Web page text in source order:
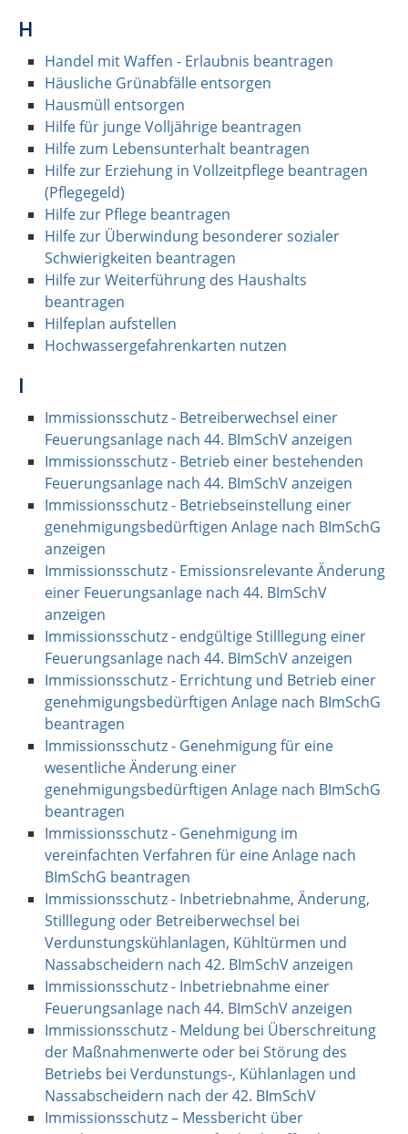
H
Handel mit Waffen - Erlaubnis beantragen
Häusliche Grünabfälle entsorgen
Hausmüll entsorgen
Hilfe für junge Volljährige beantragen
Hilfe zum Lebensunterhalt beantragen
Hilfe zur Erziehung in Vollzeitpflege beantragen
(Pflegegeld)
Hilfe zur Pflege beantragen
Hilfe zur Überwindung besonderer sozialer
Schwierigkeiten beantragen
Hilfe zur Weiterführung des Haushalts
beantragen
Hilfeplan aufstellen
Hochwassergefahrenkarten nutzen
I
Immissionsschutz - Betreiberwechsel einer
Feuerungsanlage nach 44. BImSchV anzeigen
Immissionsschutz - Betrieb einer bestehenden
Feuerungsanlage nach 44. BImSchV anzeigen
Immissionsschutz - Betriebseinstellung einer
genehmigungsbedürftigen Anlage nach BImSchG
anzeigen
Immissionsschutz - Emissionsrelevante Änderung
einer Feuerungsanlage nach 44. BImSchV
anzeigen
Immissionsschutz - endgültige Stilllegung einer
Feuerungsanlage nach 44. BImSchV anzeigen
Immissionsschutz - Errichtung und Betrieb einer
genehmigungsbedürftigen Anlage nach BImSchG
beantragen
Immissionsschutz - Genehmigung für eine
wesentliche Änderung einer
genehmigungsbedürftigen Anlage nach BImSchG
beantragen
Immissionsschutz - Genehmigung im
vereinfachten Verfahren für eine Anlage nach
BImSchG beantragen
Immissionsschutz - Inbetriebnahme, Änderung,
Stilllegung oder Betreiberwechsel bei
Verdunstungskühlanlagen, Kühltürmen und
Nassabscheidern nach 42. BImSchV anzeigen
Immissionsschutz - Inbetriebnahme einer
Feuerungsanlage nach 44. BImSchV anzeigen
Immissionsschutz - Meldung bei Überschreitung
der Maßnahmenwerte oder bei Störung des
Betriebs bei Verdunstungs-, Kühlanlagen und
Nassabscheidern nach der 42. BImSchV
Immissionsschutz – Messbericht über